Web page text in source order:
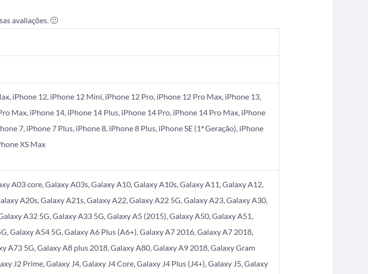
avaliações. 🙂
iPhone 12, iPhone 12 Mini, iPhone 12 Pro, iPhone 12 Pro Max, iPhone 13,
Max, iPhone 14, iPhone 14 Plus, iPhone 14 Pro, iPhone 14 Pro Max, iPhone
7, iPhone 7 Plus, iPhone 8, iPhone 8 Plus, iPhone SE (1ª Geração), iPhone
XS Max
A03 core, Galaxy A03s, Galaxy A10, Galaxy A10s, Galaxy A11, Galaxy A12,
A20s, Galaxy A21s, Galaxy A22, Galaxy A22 5G, Galaxy A23, Galaxy A30,
A32 5G, Galaxy A33 5G, Galaxy A5 (2015), Galaxy A50, Galaxy A51,
Galaxy A54 5G, Galaxy A6 Plus (A6+), Galaxy A7 2016, Galaxy A7 2018,
A73 5G, Galaxy A8 plus 2018, Galaxy A80, Galaxy A9 2018, Galaxy Gram
J2 Prime, Galaxy J4, Galaxy J4 Core, Galaxy J4 Plus (J4+), Galaxy J5, Galaxy